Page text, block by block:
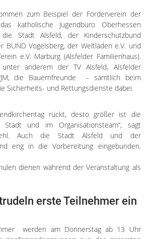
zum Beispiel der Förderverein der
katholische Jugendbüro Oberhessen
Stadt Alsfeld, der Kinderschutzbund
BUND Vogelsberg, der Weltladen e.V. und
e.V. Marburg (Alsfelder Familienhaus).
anderem der TV Alsfeld, Alsfelder
die Bauernfreunde – sämtlich beim
Sicherheits- und Rettungsdienste dabei.
rückt, desto größer ist die
und im Organisationsteam“, sagt
Auch die Stadt Alsfeld und der
eng in die Vorbereitung eingebunden.
dienen während der Veranstaltung als
erste Teilnehmer ein
werden am Donnerstag ab 13 Uhr